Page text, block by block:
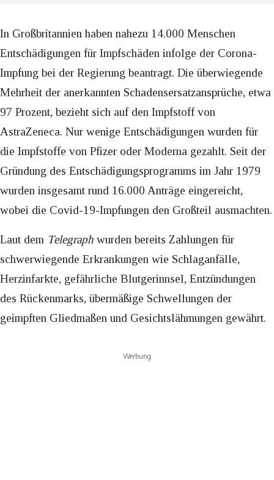
In Großbritannien haben nahezu 14.000 Menschen
Entschädigungen für Impfschäden infolge der Corona-
Impfung bei der Regierung beantragt. Die überwiegende
Mehrheit der anerkannten Schadensersatzansprüche, etwa
97 Prozent, bezieht sich auf den Impfstoff von
AstraZeneca. Nur wenige Entschädigungen wurden für
die Impfstoffe von Pfizer oder Moderna gezahlt. Seit der
Gründung des Entschädigungsprogramms im Jahr 1979
wurden insgesamt rund 16.000 Anträge eingereicht,
wobei die Covid-19-Impfungen den Großteil ausmachten.
Laut dem Telegraph wurden bereits Zahlungen für
schwerwiegende Erkrankungen wie Schlaganfälle,
Herzinfarkte, gefährliche Blutgerinnsel, Entzündungen
des Rückenmarks, übermäßige Schwellungen der
geimpften Gliedmaßen und Gesichtslähmungen gewährt.
Werbung